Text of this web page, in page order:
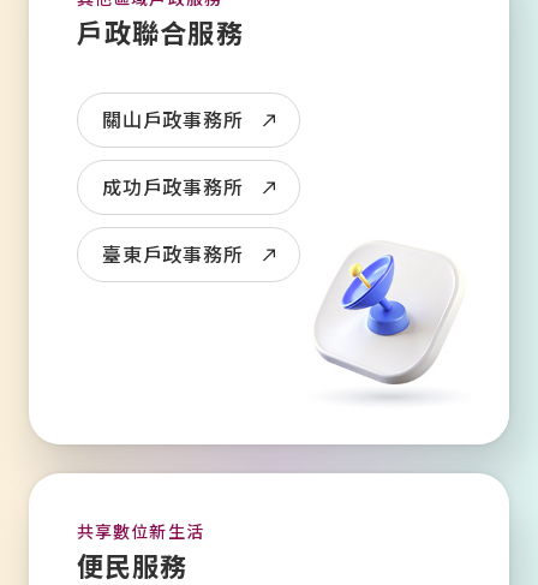
戶政聯合服務
關山戶政事務所
成功戶政事務所
臺東戶政事務所
共享數位新生活
便民服務